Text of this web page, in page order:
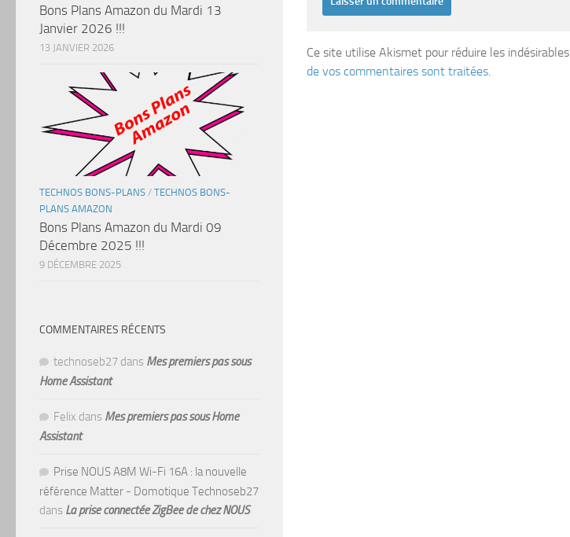
Ce site utilise Akismet pour réduire les indésirables.
de vos commentaires sont traitées
Bons Plans Amazon du Mardi 13
Janvier 2026 !!!
13 JANVIER 2026
TECHNOS BONS-PLANS / TECHNOS BONS-
PLANS AMAZON
Bons Plans Amazon du Mardi 09
Décembre 2025 !!!
9 DÉCEMBRE 2025
COMMENTAIRES RÉCENTS
technoseb27 dans Mes premiers pas sous
Home Assistant
Felix dans Mes premiers pas sous Home
Assistant
Prise NOUS A8M Wi-Fi 16A : la nouvelle
référence Matter - Domotique Technoseb27
dans La prise connectée ZigBee de chez NOUS